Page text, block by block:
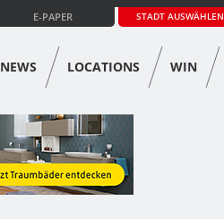
STADT AUSWÄHLEN
E-PAPER
NEWS LOCATIONS WIN